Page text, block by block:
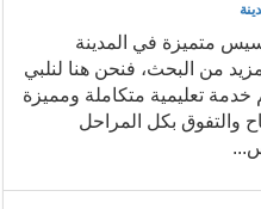
متميزة في المدينة
من البحث، فنحن هنا لنلبي
خدمة تعليمية متكاملة ومميزة
والتفوق بكل المراحل